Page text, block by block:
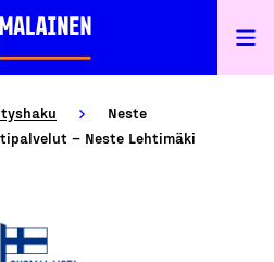
Neste
– Neste Lehtimäki